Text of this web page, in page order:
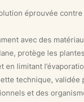
éprouvée
avec des
protège les
en limitant
technique, validée
et des